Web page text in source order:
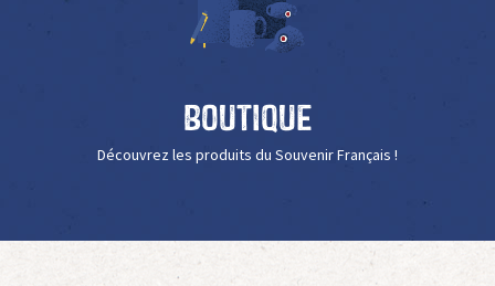
Boutique
Découvrez les produits du Souvenir Français !